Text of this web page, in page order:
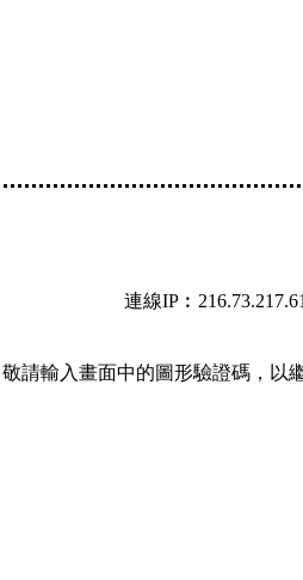
連線
請輸入畫面中的圖形驗證碼，以